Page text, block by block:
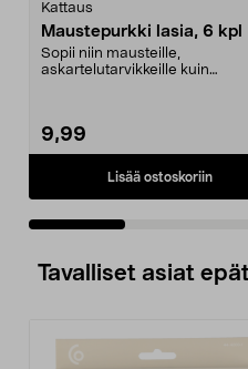
Kattaus
Maustepurkki lasia, 6 kpl
Sopii niin mausteille,
askartelutarvikkeille kuin
9,99
Lisää ostoskoriin
Tavalliset asiat